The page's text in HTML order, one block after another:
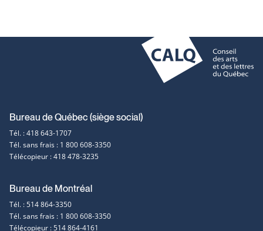
Coordonnées
et
contact
Bureau de Québec (siège social)
Tél. : 418 643-1707
Tél. sans frais : 1 800 608-3350
Télécopieur : 418 478-3235
Bureau de Montréal
Tél. : 514 864-3350
Tél. sans frais : 1 800 608-3350
Télécopieur : 514 864-4161